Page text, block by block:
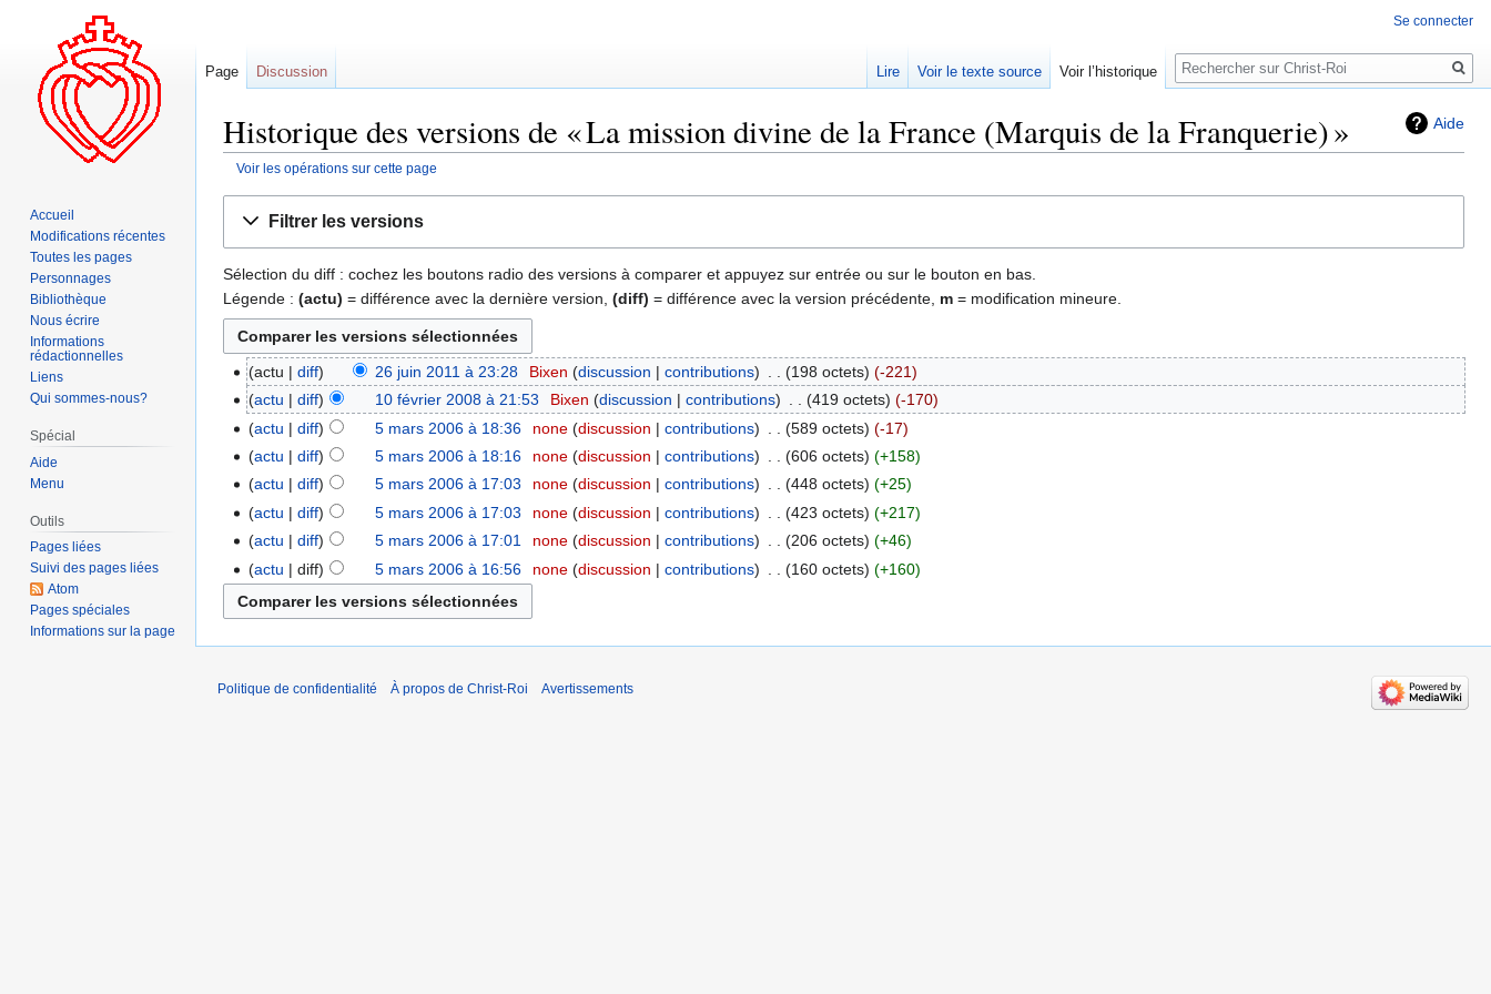
Aide
Historique des versions de « La mission divine de la France (Marquis de la Franquerie) »
Voir les opérations sur cette page
navigation
recherche
Filtrer les versions
Sélection du diff : cochez les boutons radio des versions à comparer et appuyez sur entrée ou sur le bouton en bas.
Légende : (actu) = différence avec la dernière version, (diff) = différence avec la version précédente, m = modification mineure.
actu diff 26 juin 2011 à 23:28 Bixen discussion contributions 198 octets
-221
actu
diff 10 février 2008 à 21:53 Bixen discussion contributions 419 octets
-170
actu
diff 5 mars 2006 à 18:36 none discussion contributions 589 octets
-17
actu
diff 5 mars 2006 à 18:16 none discussion contributions 606 octets
+158
actu
diff 5 mars 2006 à 17:03 none discussion contributions 448 octets
+25
actu
diff 5 mars 2006 à 17:03 none discussion contributions 423 octets
+217
actu
diff 5 mars 2006 à 17:01 none discussion contributions 206 octets
+46
actu
diff 5 mars 2006 à 16:56 none discussion contributions 160 octets +160
Se connecter
Page Discussion Lire Voir le texte source Voir l’historique
Rechercher
Accueil
Modifications récentes
Toutes les pages
Personnages
Bibliothèque
Nous écrire
Informations
rédactionnelles
Liens
Qui sommes-nous?
Spécial
Aide
Menu
Outils
Pages liées
Suivi des pages liées
Atom
Pages spéciales
Informations sur la page
Politique de confidentialité À propos de Christ-Roi Avertissements